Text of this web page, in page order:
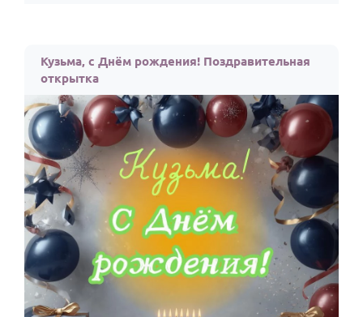
Кузьма, с Днём рождения! Поздравительная
открытка